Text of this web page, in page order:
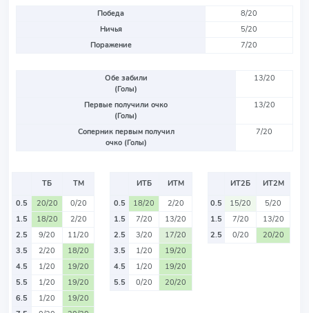
Победа
8/20
Ничья
5/20
Поражение
7/20
Обе забили
(Голы)
13/20
Первые получили очко
(Голы)
13/20
Соперник первым получил
очко (Голы)
7/20
ТБ
ТМ
0.5
20/20
0/20
1.5
18/20
2/20
2.5
9/20
11/20
3.5
2/20
18/20
4.5
1/20
19/20
5.5
1/20
19/20
6.5
1/20
19/20
ИТБ
ИТМ
0.5
18/20
2/20
1.5
7/20
13/20
2.5
3/20
17/20
3.5
1/20
19/20
4.5
1/20
19/20
5.5
0/20 20/20
ИТ2Б
ИТ2М
0.5
15/20
5/20
1.5
7/20
13/20
2.5
0/20 20/20